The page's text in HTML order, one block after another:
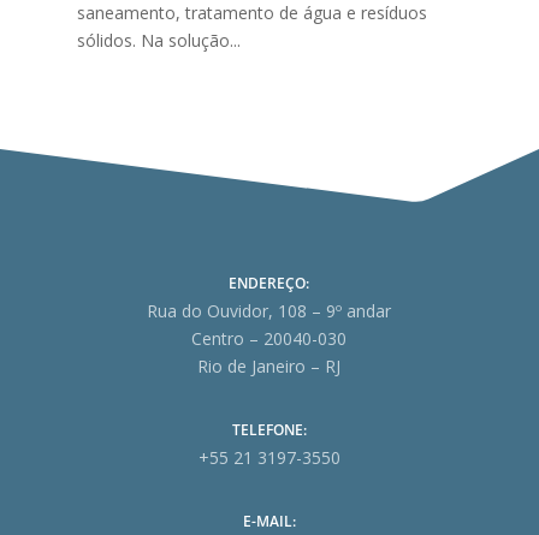
saneamento, tratamento de água e resíduos
sólidos. Na solução...
ENDEREÇO:
Rua do Ouvidor, 108 – 9º andar
Centro – 20040-030
Rio de Janeiro – RJ
TELEFONE:
+55 21 3197-3550
E-MAIL: